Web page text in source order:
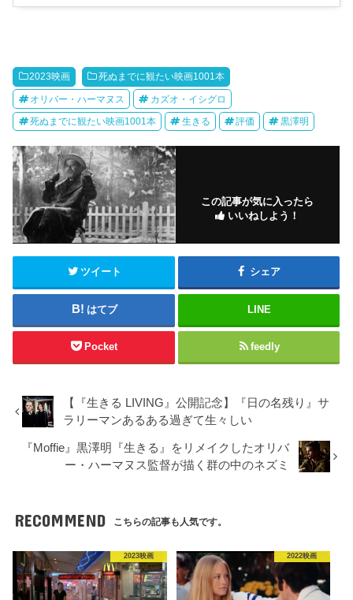
2023映画 死ぬまでに観たい映画1001本
オリバー・ハーマヌス カズオ・イシグロ
死ぬまでに観たい映画1001本 生きる 評価 黒澤明
この記事が気に入ったら
いいねしよう！
ツイート シェア
はてブ LINE
Pocket feedly
【『生きる LIVING』公開記念】『日の名残り』サ
ラリーマンあるある過ぎて生々しい
『Moffie』黒澤明『生きる』をリメイクしたオリバ
ー・ハーマヌス監督が描く群の中のネズミ
RECOMMEND こちらの記事も人気です。
2023映画 2022映画